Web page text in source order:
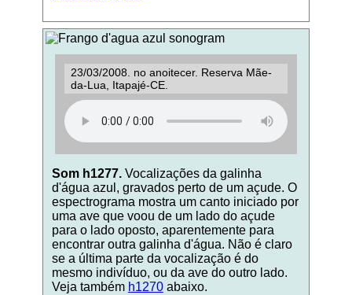
23/03/2008. no anoitecer. Reserva Mãe-
da-Lua, Itapajé-CE.
Som h1277.Vocalizações da galinha
d'água azul, gravados perto de um açude. O
espectrograma mostra um canto iniciado por
uma ave que voou de um lado do açude
para o lado oposto, aparentemente para
encontrar outra galinha d'água. Não é claro
se a última parte da vocalização é do
mesmo indivíduo, ou da ave do outro lado.
Veja também h1270abaixo.